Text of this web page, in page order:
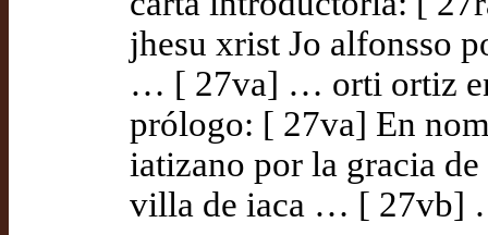
jhesu xrist Jo alfonsso
… [ 27va] … orti ortiz
prólogo: [ 27va] En
iatizano por la gracia
villa de iaca … [ 27vb]